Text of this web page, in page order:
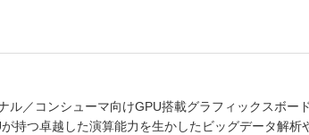
／コンシューマ向けGPU搭載グラフィックスボー
持つ卓越した演算能力を生かしたビッグデータ解析